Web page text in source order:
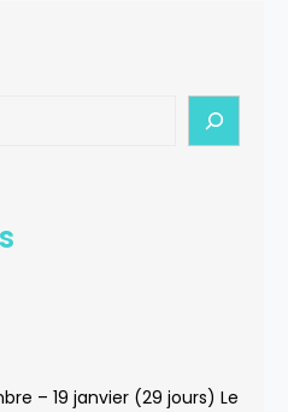
– 19 janvier (29 jours) Le